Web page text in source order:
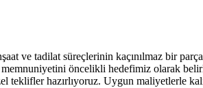
ve tadilat süreçlerinin kaçınılmaz bir
öncelikli hedefimiz olarak
hazırlıyoruz. Uygun maliyetlerle